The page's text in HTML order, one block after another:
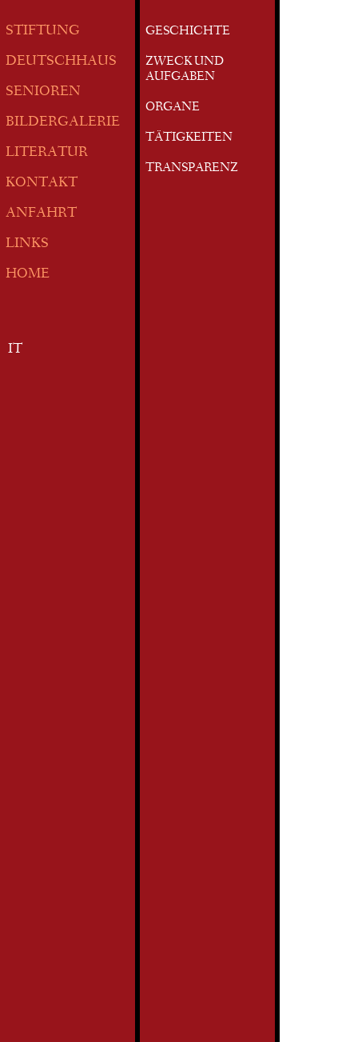
STIFTUNG
DEUTSCHHAUS
SENIOREN
BILDERGALERIE
LITERATUR
KONTAKT
ANFAHRT
LINKS
HOME
IT
GESCHICHTE
ZWECK UND
AUFGABEN
ORGANE
TÄTIGKEITEN
TRANSPARENZ